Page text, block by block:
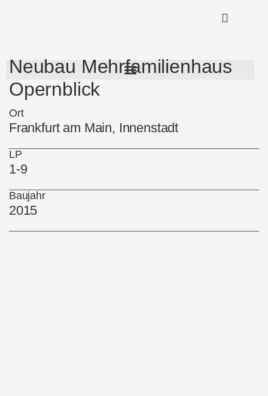
Neubau Mehrfamilienhaus
Opernblick
Ort
Frankfurt am Main, Innenstadt
LP
1-9
Baujahr
2015